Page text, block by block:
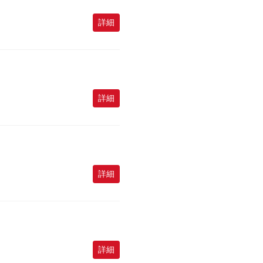
詳細
詳細
詳細
詳細